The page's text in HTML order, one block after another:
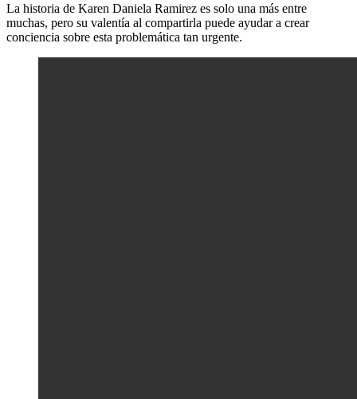
La historia de Karen Daniela Ramirez es solo una más entre
muchas, pero su valentía al compartirla puede ayudar a crear
conciencia sobre esta problemática tan urgente.